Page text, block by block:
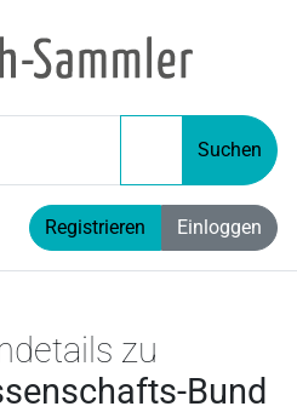
Suchen
Registrieren Einloggen
zu
Bund